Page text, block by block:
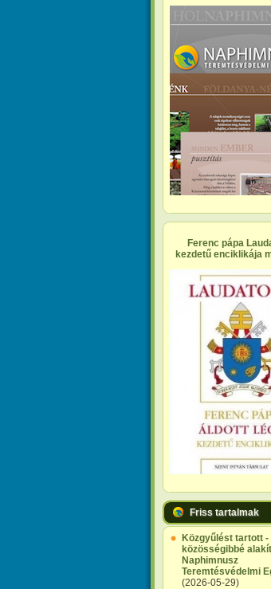
Ferenc pápa
kezdetű enciklikája
Friss tartalmak
Közgyűlést tartott -
közösségibbé
Naphimnusz
Teremtésvédelmi
(2026-05-29)